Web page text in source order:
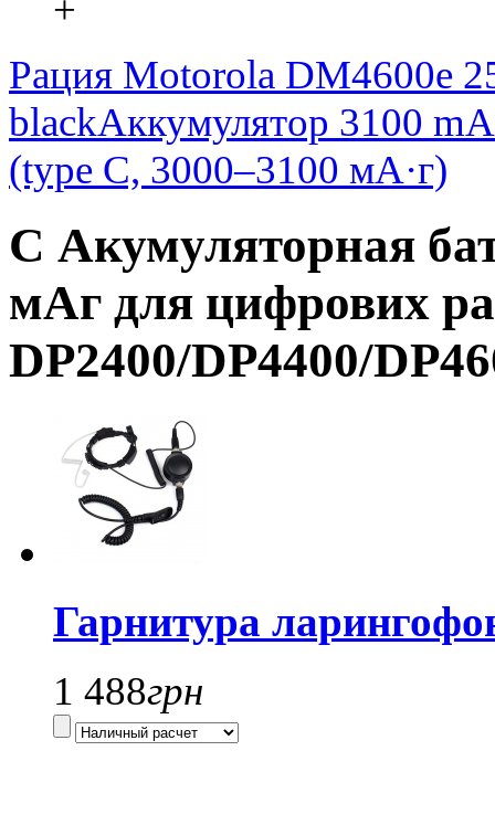
Рация Motorola DM4600e
blackАккумулятор 3100
(type C, 3000–3100 мА·г)
С Акумуляторная
мАг для цифрових
DP2400/DP4400/
Гарнитура
1 488грн